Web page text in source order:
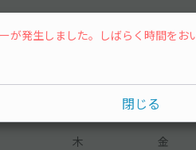
木 金
が発生しました。しばらく時間をお
閉じる